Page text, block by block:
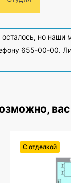
но
655-00-00.
С отделкой